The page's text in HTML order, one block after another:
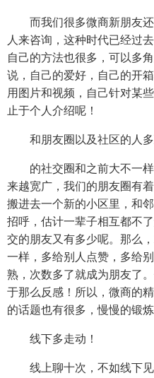
而我们很多微商新朋友还
人来咨询，这种时代已经过
自己的方法也很多，可以多
说，自己的爱好，自己的开
用图片和视频，自己针对某
止于个人介绍呢！
和朋友圈以及社区的人多
的社交圈和之前大不一样
来越宽广，我们的朋友圈有
搬进去一个新的小区里，和
招呼，估计一辈子相互都不
交的朋友又有多少呢。那么
一样，多给别人点赞，多给
熟，次数多了就成为朋友了
于那么反感！所以，微商的
的话题也有很多，慢慢的锻炼
线下多走动！
线上聊十次，不如线下见